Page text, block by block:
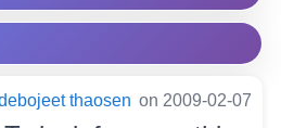
thaosen on 2009-02-07